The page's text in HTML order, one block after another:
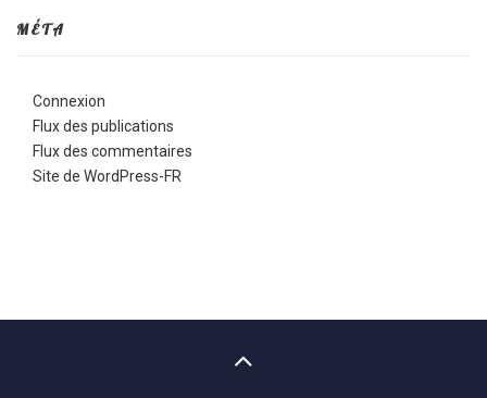
MÉTA
Connexion
Flux des publications
Flux des commentaires
Site de WordPress-FR